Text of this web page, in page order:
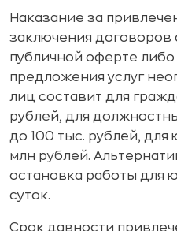
Наказание за
заключения договоров
публичной оферте либо
предложения услуг
лиц составит для
рублей, для
до 100 тыс. рублей, для
млн рублей.
остановка работы для
суток.
Срок давности